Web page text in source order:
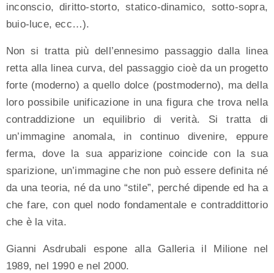
inconscio, diritto-storto, statico-dinamico, sotto-sopra,
buio-luce, ecc…).
Non si tratta più dell’ennesimo passaggio dalla linea
retta alla linea curva, del passaggio cioè da un progetto
forte (moderno) a quello dolce (postmoderno), ma della
loro possibile unificazione in una figura che trova nella
contraddizione un equilibrio di verità. Si tratta di
un’immagine anomala, in continuo divenire, eppure
ferma, dove la sua apparizione coincide con la sua
sparizione, un’immagine che non può essere definita né
da una teoria, né da uno “stile”, perché dipende ed ha a
che fare, con quel nodo fondamentale e contraddittorio
che è la vita.
Gianni Asdrubali espone alla Galleria il Milione nel
1989, nel 1990 e nel 2000.